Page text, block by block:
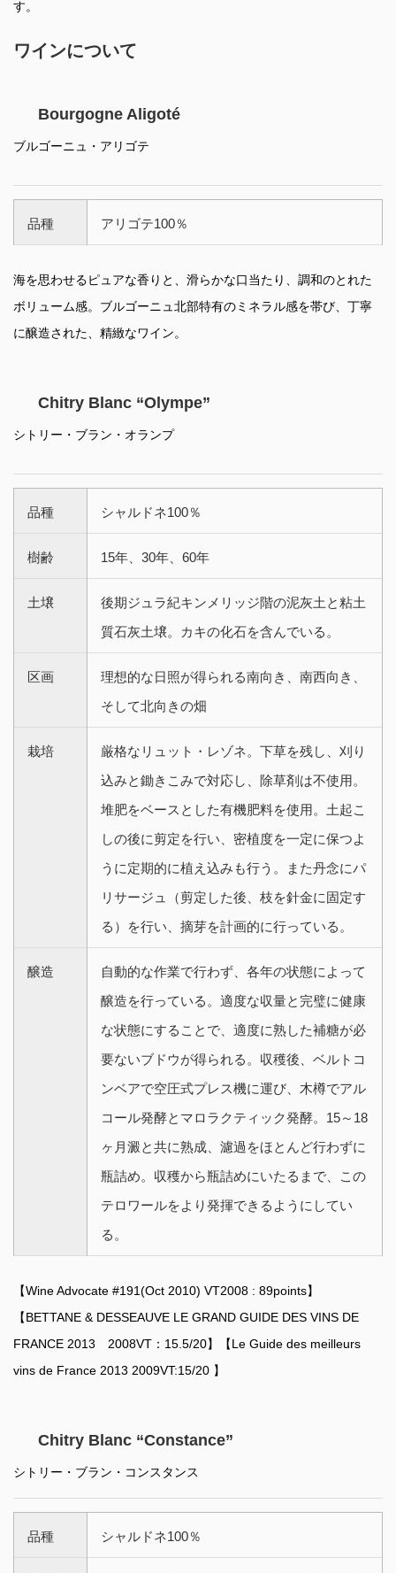
す。
ワインについて
Bourgogne Aligoté
ブルゴーニュ・アリゴテ
品種 アリゴテ100％
海を思わせるピュアな香りと、滑らかな口当たり、調和のとれた
ボリューム感。ブルゴーニュ北部特有のミネラル感を帯び、丁寧
に醸造された、精緻なワイン。
Chitry Blanc “Olympe”
シトリー・ブラン・オランプ
品種 シャルドネ100％
樹齢 15年、30年、60年
土壌
後期ジュラ紀キンメリッジ階の泥灰土と粘土
質石灰土壌。カキの化石を含んでいる。
区画
理想的な日照が得られる南向き、南西向き、
そして北向きの畑
栽培
厳格なリュット・レゾネ。下草を残し、刈り
込みと鋤きこみで対応し、除草剤は不使用。
堆肥をベースとした有機肥料を使用。土起こ
しの後に剪定を行い、密植度を一定に保つよ
うに定期的に植え込みも行う。また丹念にパ
リサージュ（剪定した後、枝を針金に固定す
る）を行い、摘芽を計画的に行っている。
醸造
自動的な作業で行わず、各年の状態によって
醸造を行っている。適度な収量と完璧に健康
な状態にすることで、適度に熟した補糖が必
要ないブドウが得られる。収穫後、ベルトコ
ンベアで空圧式プレス機に運び、木樽でアル
コール発酵とマロラクティック発酵。15～18
ヶ月澱と共に熟成、濾過をほとんど行わずに
瓶詰め。収穫から瓶詰めにいたるまで、この
テロワールをより発揮できるようにしてい
る。
【Wine Advocate #191(Oct 2010) VT2008 : 89points】
【BETTANE & DESSEAUVE LE GRAND GUIDE DES VINS DE
FRANCE 2013 2008VT：15.5/20】【Le Guide des meilleurs
vins de France 2013 2009VT:15/20 】
Chitry Blanc “Constance”
シトリー・ブラン・コンスタンス
品種 シャルドネ100％